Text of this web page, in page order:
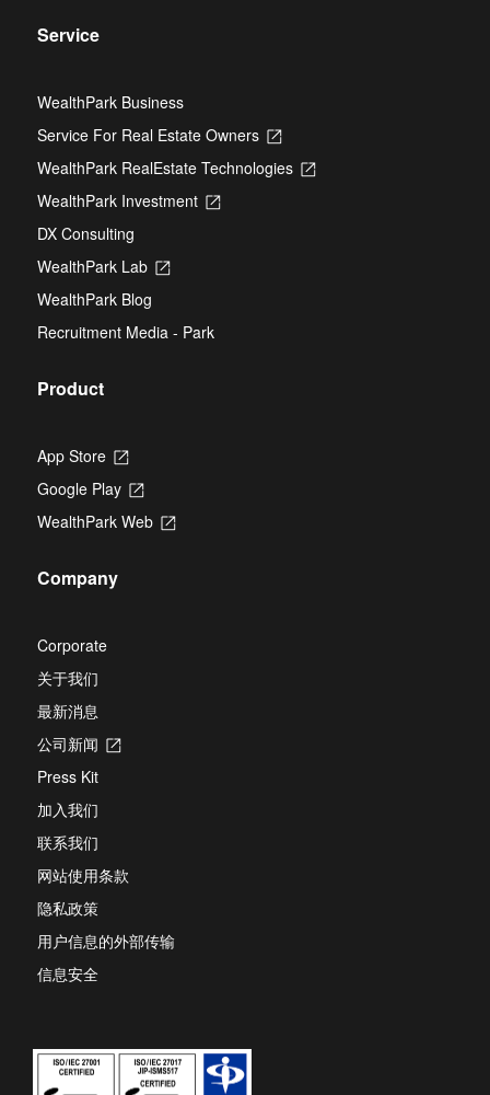
Service
WealthPark Business
Service For Real Estate Owners
Opens
a
WealthPark RealEstate Technologies
Opens
WealthPark Investment
Opens
DX Consulting
WealthPark Lab
Opens
new
tab
WealthPark Blog
Recruitment Media - Park
Product
App Store
Opens
a
new
tab
Google Play
Opens
a
WealthPark Web
Opens
Company
Corporate
关于我们
最新消息
公司新闻
Opens
Press Kit
加入我们
联系我们
网站使用条款
隐私政策
用户信息的外部传输
信息安全